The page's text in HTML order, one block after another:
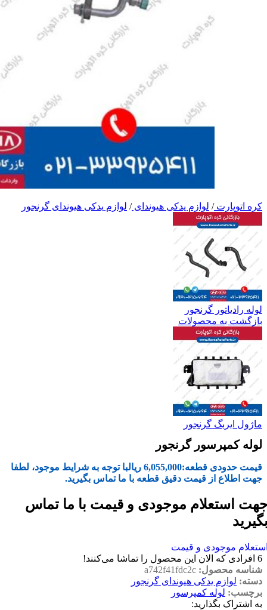
کره اتوپارت/ لوازم یدکی هیوندای/ لوازم یدکی هیوندای گرنجور
لوله رادیاتور گرنجور
بازگشت به محصولات
ماژول ایربگ گرنجور
لوله کمپرسور گرنجور
قیمت حدودی قطعه:6,055,000 ریالبا توجه به شرایط موجود، لطفا
جهت اطلاع از قیمت دقیق قطعه با ما تماس بگیرید.
استعلام موجودی و قیمت با ما تماس
موجودی و قیمت
6 افرادی که الان این محصول را تماشا می‌کنند!
شناسه محصول: a742f41fdc2c
دسته: لوازم یدکی هیوندای گرنجور
برچسب: لوله کمپرسور
به اشتراک بگذارید: